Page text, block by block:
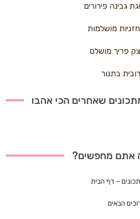
גבינה פירורים
מושלמות
פריך מושלם
בתנור
שאחרים הכי אהבו
אתם מחפשים?
– דף הבית
הבאים